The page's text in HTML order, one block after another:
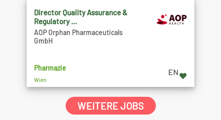
Director Quality Assurance &
Regulatory ...
AOP Orphan Pharmaceuticals
GmbH
Pharmazie
Wien
EN
WEITERE JOBS